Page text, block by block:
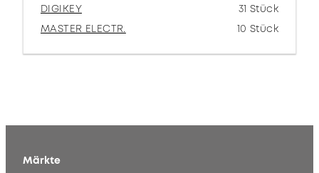
DIGIKEY
31 Stück
MASTER ELECTR.
10 Stück
Märkte